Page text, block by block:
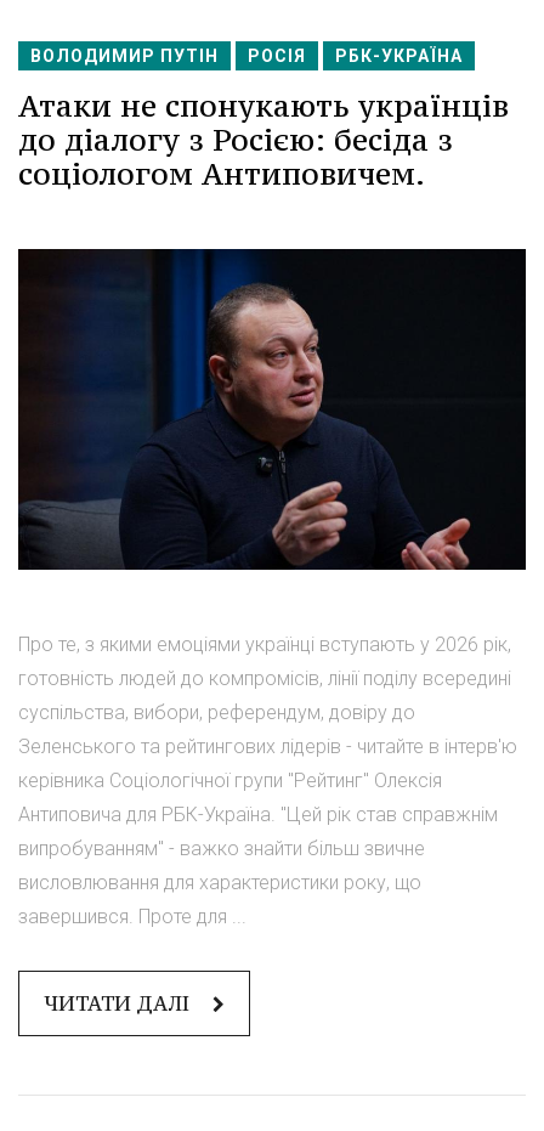
ВОЛОДИМИР ПУТІН РОСІЯ РБК-УКРАЇНА
Атаки не спонукають українців
до діалогу з Росією: бесіда з
соціологом Антиповичем.
Про те, з якими емоціями українці вступають у 2026 рік,
готовність людей до компромісів, лінії поділу всередині
суспільства, вибори, референдум, довіру до
Зеленського та рейтингових лідерів - читайте в інтерв'ю
керівника Соціологічної групи "Рейтинг" Олексія
Антиповича для РБК-Україна. "Цей рік став справжнім
випробуванням" - важко знайти більш звичне
висловлювання для характеристики року, що
завершився. Проте для ...
ЧИТАТИ ДАЛІ